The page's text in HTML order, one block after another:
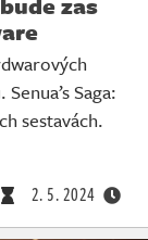
Saga:
sestavách.
2. 5. 2024